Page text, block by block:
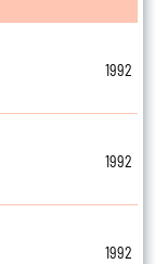
1992
1992
1992